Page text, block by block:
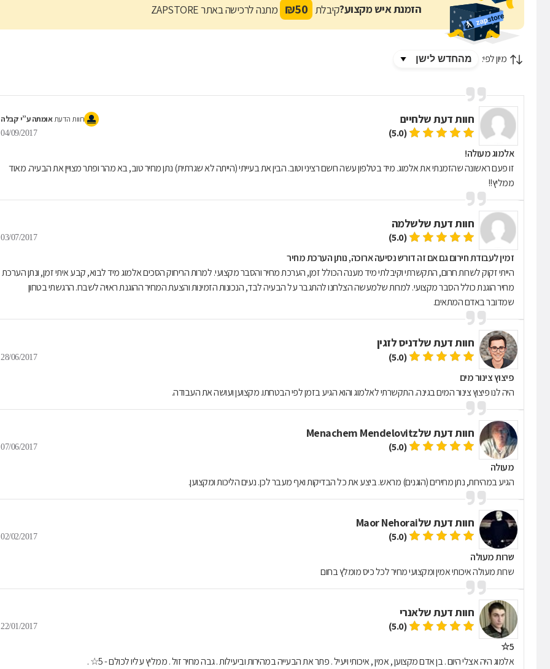
הזמנת איש מקצוע?קיבלת 50
₪ מתנה לרכישה באתר ZAPSTORE
מיון לפי:
חוות דעת שלחיים חוות הדעתאומתה ע”י קבלה
(5.0)
04/09/2017
אלמוג מעולה!
זו פעם ראשונה שהזמנתי את אלמוג. מיד בטלפון עשה רושם רציני וטוב. הבין את בעייתי (הייתה לא שגרתית) נתן מחיר טוב, בא מהר ופתר מצויין את הבעיה. מאוד
ממליץ!!
חוות דעת שלשלמה
(5.0)
03/07/2017
זמין לעבודת חירום גם אם זה דורש נסיעה ארוכה, נותן הערכת מחיר
הייתי זקוק לשרות חרום, התקשרתי וקיבלתי מיד מענה הכולל זמן, הערכת מחיר והסבר מקצועי. למרות הריחוק הסכים אלמוג מיד לבוא, קבע איתי זמן, ונתן הערכת
מחיר הוגנת כולל הסבר מקצועי. למרות שלמעשה הצלחנו להתגבר על הבעיה לבד, הנכונות הזמינות והצעת המחיר ההוגנת ראויה לשבח. הרגשתי בטחון
שמדובר באדם המתאים.
חוות דעת שלדניס לזגין
(5.0)
28/06/2017
פיצוץ צינור מים
היה לנו פיצוץ צינור המים בגינה. התקשרתי לאלמוג והוא הגיע בזמן לפי הבטחתו. מקצוען ועושה את העבודה.
חוות דעת שלMenachem Mendelovitz
(5.0)
07/06/2017
מעולה
הגיע במהירות, נתן מחירים (הוגנים) מראש. ביצע את כל הבדיקות ואף מעבר לכן. נעים הליכות ומקצוען.
חוות דעת שלMaor Nehorai
(5.0)
02/02/2017
שרות מעולה
שרות מעולה איכותי אמין ומקצועי מחיר לכל כיס מומלץ בחום
חוות דעת שלאנרי
(5.0)
22/01/2017
5☆
אלמוג היה אצלי היום . בן אדם מקצוען , אמין , איכותי ויעיל . פתר את הבעייה במהירות וביעילות . גבה מחיר זול . ממליץ עליו לכולם - 5☆ .